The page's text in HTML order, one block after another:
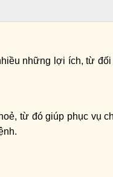
những lợi ích, từ
từ đó giúp phục vụ